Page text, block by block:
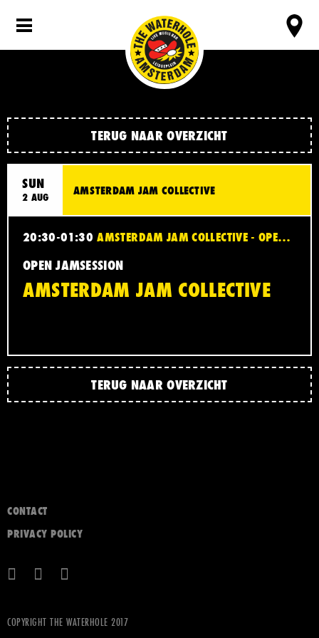
TERUG NAAR OVERZICHT
SUN
2 AUG AMSTERDAM JAM COLLECTIVE
20:30-01:30 AMSTERDAM JAM COLLECTIVE - OPEN JAMSESSION
OPEN JAMSESSION
AMSTERDAM JAM COLLECTIVE
TERUG NAAR OVERZICHT
CONTACT
PRIVACY POLICY
COPYRIGHT THE WATERHOLE 2017